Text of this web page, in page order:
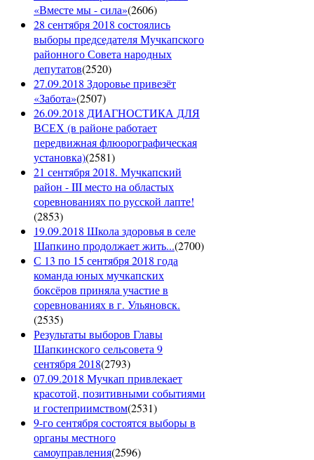
«Вместе мы - сила»(2606)
28 сентября 2018 состоялись
выборы председателя Мучкапского
районного Совета народных
депутатов(2520)
27.09.2018 Здоровье привезёт
«Забота»(2507)
26.09.2018 ДИАГНОСТИКА ДЛЯ
ВСЕХ (в районе работает
передвижная флюорографическая
установка)(2581)
21 сентября 2018. Мучкапский
район - III место на областых
соревнованиях по русской лапте!
(2853)
19.09.2018 Школа здоровья в селе
Шапкино продолжает жить...(2700)
С 13 по 15 сентября 2018 года
команда юных мучкапских
боксёров приняла участие в
соревнованиях в г. Ульяновск.
(2535)
Результаты выборов Главы
Шапкинского сельсовета 9
сентября 2018(2793)
07.09.2018 Мучкап привлекает
красотой, позитивными событиями
и гостеприимством(2531)
9-го сентября состоятся выборы в
органы местного
самоуправления(2596)